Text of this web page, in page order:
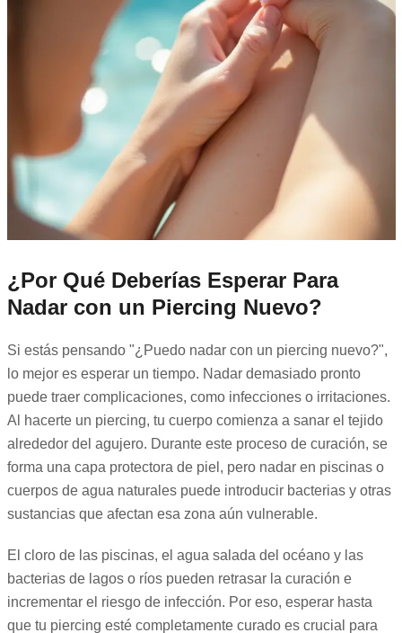
¿Por Qué Deberías Esperar Para
Nadar con un Piercing Nuevo?
Si estás pensando "¿Puedo nadar con un piercing nuevo?",
lo mejor es esperar un tiempo. Nadar demasiado pronto
puede traer complicaciones, como infecciones o irritaciones.
Al hacerte un piercing, tu cuerpo comienza a sanar el tejido
alrededor del agujero. Durante este proceso de curación, se
forma una capa protectora de piel, pero nadar en piscinas o
cuerpos de agua naturales puede introducir bacterias y otras
sustancias que afectan esa zona aún vulnerable.
El cloro de las piscinas, el agua salada del océano y las
bacterias de lagos o ríos pueden retrasar la curación e
incrementar el riesgo de infección. Por eso, esperar hasta
que tu piercing esté completamente curado es crucial para